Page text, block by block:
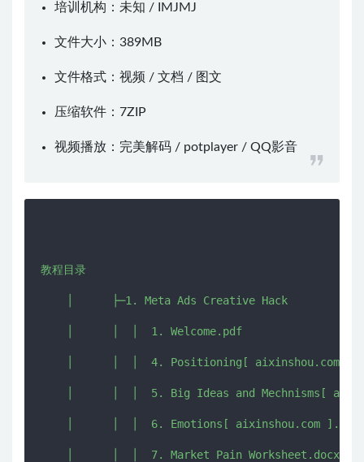
培训机构：未知 / IMJMJ
文件大小：389MB
文件格式：视频 / 文档 / 图文
压缩软件： 7ZIP
视频播放： 完美解码 / potplayer / QQ影音
教程目录
    │      ├─1. Meta Ads Creative Hack
    │      │  │  1. Welcome.pdf
│      │  │  4. Positioning[ aixinshou.com
│      │  │  5. Big Ideas and Mechnisms[
    │      │  │  6. Emotions[ aixinshou.com ].mp4
    │      │  │  7. Market Pain Worksheet.docx